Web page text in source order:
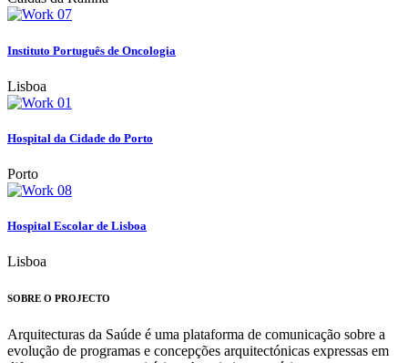
Instituto Português de Oncologia
Lisboa
Hospital da Cidade do Porto
Porto
Hospital Escolar de Lisboa
Lisboa
SOBRE O PROJECTO
Arquitecturas da Saúde é uma plataforma de comunicação sobre a
evolução de programas e concepções arquitectónicas expressas em